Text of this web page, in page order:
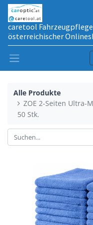
caretool
österreichischer
Alle Produkte
ZOE 2-Seiten Ultra-
50 Stk.